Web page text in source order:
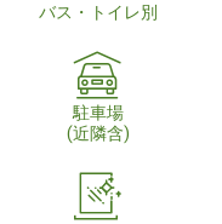
バス・トイレ別
駐車場
(近隣含)